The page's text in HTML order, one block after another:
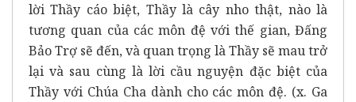
lời Thầy cáo biệt, Thầy là cây nho thật, nào là
tương quan của các môn đệ với thế gian, Đấng
Bảo Trợ sẽ đến, và quan trọng là Thầy sẽ mau trở
lại và sau cùng là lời cầu nguyện đặc biệt của
Thầy với Chúa Cha dành cho các môn đệ. (x. Ga